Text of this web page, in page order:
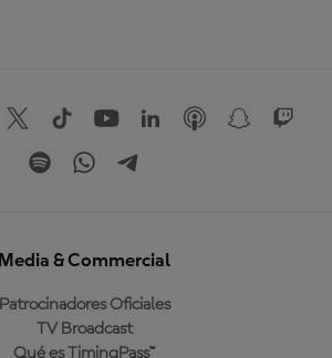
Media & Commercial
Patrocinadores Oficiales
TV Broadcast
Qué es TimingPass™